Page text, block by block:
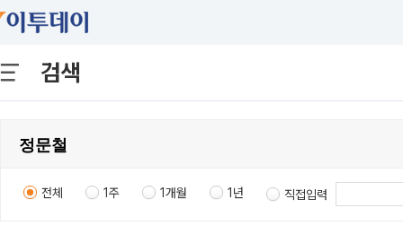
검색
전체 1주 1개월 1년 직접입력